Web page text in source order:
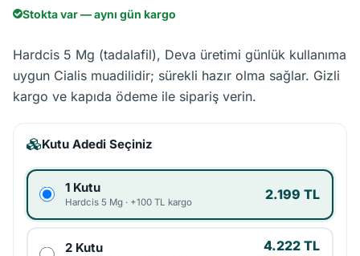
Stokta var — aynı gün kargo
Hardcis 5 Mg (tadalafil), Deva üretimi günlük kullanıma
uygun Cialis muadilidir; sürekli hazır olma sağlar. Gizli
kargo ve kapıda ödeme ile sipariş verin.
Kutu Adedi Seçiniz
1 Kutu
Hardcis 5 Mg · +100 TL kargo
2.199 TL
2 Kutu 4.222 TL